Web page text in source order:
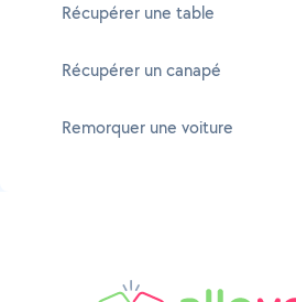
Récupérer une table
Récupérer un canapé
Remorquer une voiture